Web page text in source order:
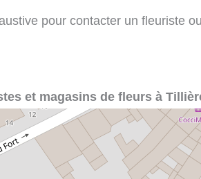
pour contacter un fleuriste
et magasins de fleurs à